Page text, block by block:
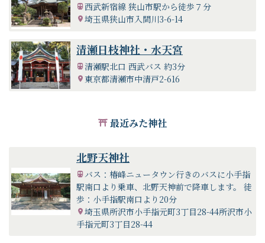
西武新宿線 狭山市駅から徒歩７分
埼玉県狭山市入間川3-6-14
清瀬日枝神社・水天宮
清瀬駅北口 西武バス 約3分
東京都清瀬市中清戸2-616
最近みた神社
北野天神社
バス：椿峰ニュータウン行きのバスに小手指
駅南口より乗車、北野天神前で降車します。 徒
歩：小手指駅南口より20分
埼玉県所沢市小手指元町3丁目28-44所沢市小
手指元町3丁目28-44